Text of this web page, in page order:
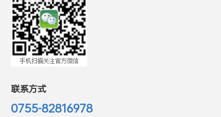
联系方式
0755-82816978